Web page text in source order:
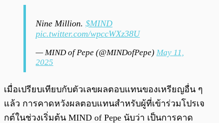
Nine Million. $MIND
pic.twitter.com/wpccWXz38U
— MIND of Pepe (@MINDofPepe) May 11,
2025
เมื่อเปรียบเทียบกับตัวเลขผลตอบแทนของเหรียญอื่น ๆ
แล้ว การคาดหวังผลตอบแทนสำหรับผู้ที่เข้าร่วมโปรเจ
กต์ในช่วงเริ่มต้น MIND of Pepe นับว่า เป็นการคาด